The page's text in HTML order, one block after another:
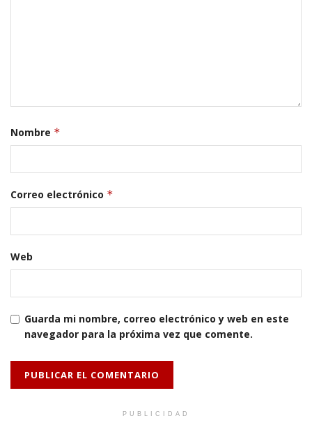
Nombre *
Correo electrónico *
Web
Guarda mi nombre, correo electrónico y web en este
navegador para la próxima vez que comente.
PUBLICIDAD